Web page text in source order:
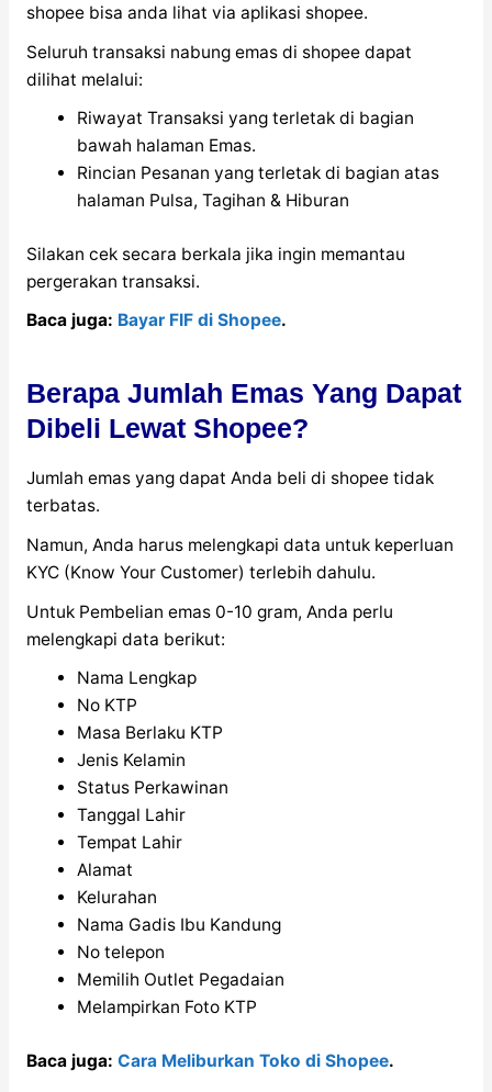
shopee bisa anda lihat via aplikasi shopee.
Seluruh transaksi nabung emas di shopee dapat
dilihat melalui:
Riwayat Transaksi yang terletak di bagian
bawah halaman Emas.
Rincian Pesanan yang terletak di bagian atas
halaman Pulsa, Tagihan & Hiburan
Silakan cek secara berkala jika ingin memantau
pergerakan transaksi.
Baca juga: Bayar FIF di Shopee.
Berapa Jumlah Emas Yang Dapat
Dibeli Lewat Shopee?
Jumlah emas yang dapat Anda beli di shopee tidak
terbatas.
Namun, Anda harus melengkapi data untuk keperluan
KYC (Know Your Customer) terlebih dahulu.
Untuk Pembelian emas 0-10 gram, Anda perlu
melengkapi data berikut:
Nama Lengkap
No KTP
Masa Berlaku KTP
Jenis Kelamin
Status Perkawinan
Tanggal Lahir
Tempat Lahir
Alamat
Kelurahan
Nama Gadis Ibu Kandung
No telepon
Memilih Outlet Pegadaian
Melampirkan Foto KTP
Baca juga: Cara Meliburkan Toko di Shopee.